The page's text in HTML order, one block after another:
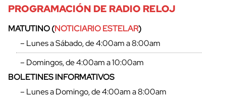
PROGRAMACIÓN DE RADIO RELOJ
MATUTINO (NOTICIARIO ESTELAR)
– Lunes a Sábado, de 4:00am a 8:00am
– Domingos, de 4:00am a 10:00am
BOLETINES INFORMATIVOS
– Lunes a Domingo, de 4:00am a 8:00am